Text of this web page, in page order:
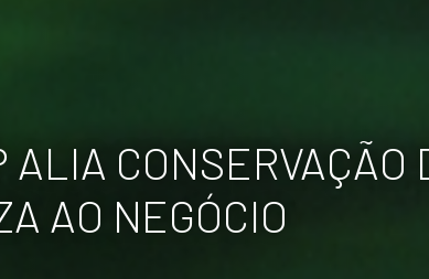
ALIA CONSERVAÇÃO
AO NEGÓCIO